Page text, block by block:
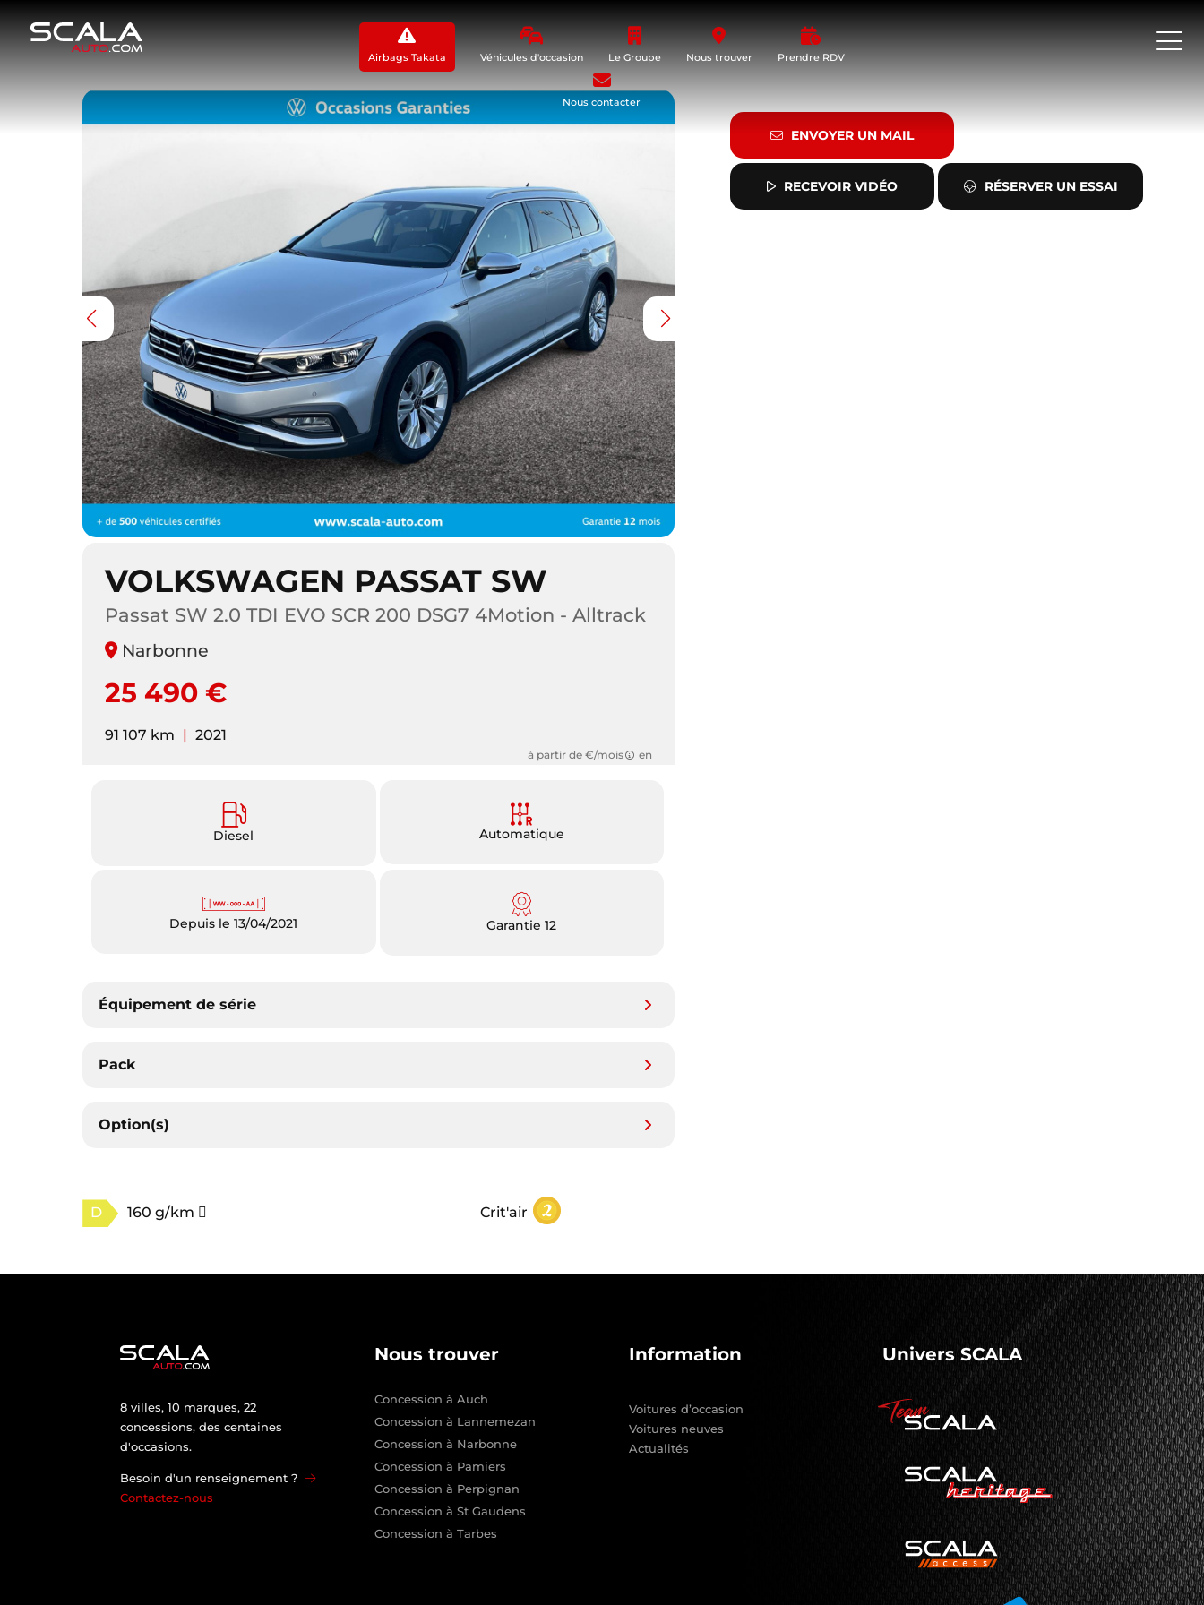
Airbags Takata Véhicules d'occasion Le Groupe Nous trouver Prendre RDV
Nous contacter
VOLKSWAGEN PASSAT SW
Passat SW 2.0 TDI EVO SCR 200 DSG7 4Motion - Alltrack
Narbonne
25 490 €
91 107 km | 2021
à partir de €/mois en
Diesel Automatique
Depuis le 13/04/2021 Garantie 12
Équipement de série
Pack
Option(s)
D 160 g/km Crit'air
ENVOYER UN MAIL
RECEVOIR VIDÉO RÉSERVER UN ESSAI
8 villes, 10 marques, 22
concessions, des centaines
d'occasions.
Besoin d'un renseignement ?
Contactez-nous
Nous trouver
Concession à Auch
Concession à Lannemezan
Concession à Narbonne
Concession à Pamiers
Concession à Perpignan
Concession à St Gaudens
Concession à Tarbes
Information
Voitures d’occasion
Voitures neuves
Actualités
Univers SCALA